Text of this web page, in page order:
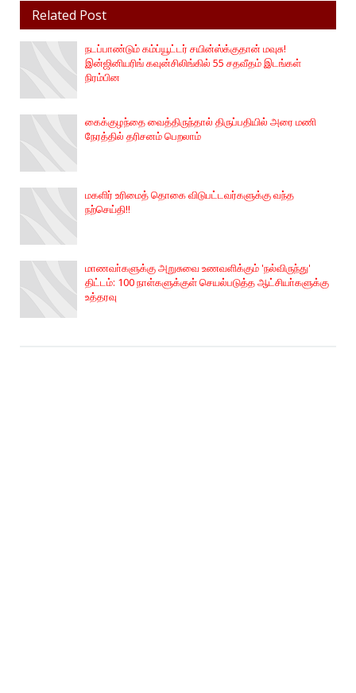
Related Post
நடப்பாண்டும் கம்ப்யூட்டர் சயின்ஸ்க்குதான் மவுசு!
இன்ஜினியரிங் கவுன்சிலிங்கில் 55 சதவீதம் இடங்கள்
நிரம்பின
கைக்குழந்தை வைத்திருந்தால் திருப்பதியில் அரை மணி
நேரத்தில் தரிசனம் பெறலாம்
மகளிர் உரிமைத் தொகை விடுபட்டவர்களுக்கு வந்த
நற்செய்தி!!
மாணவா்களுக்கு அறுசுவை உணவளிக்கும் 'நல்விருந்து'
திட்டம்: 100 நாள்களுக்குள் செயல்படுத்த ஆட்சியா்களுக்கு
உத்தரவு